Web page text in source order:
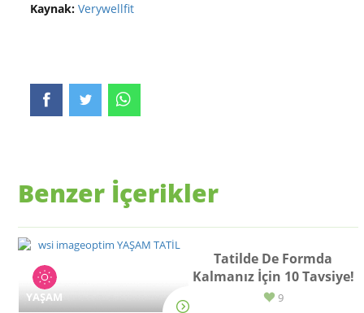
Kaynak: Verywellfit
Benzer İçerikler
YAŞAM
Tatilde De Formda
Kalmanız İçin 10 Tavsiye!
9